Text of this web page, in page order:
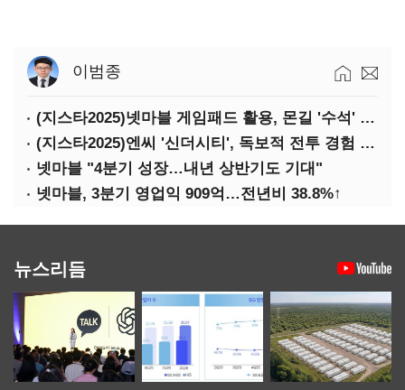
이범종
(지스타2025)넷마블 게임패드 활용, 몬길 '수석' 7대죄 '차석'
(지스타2025)엔씨 '신더시티', 독보적 전투 경험 필요
넷마블 "4분기 성장…내년 상반기도 기대"
넷마블, 3분기 영업익 909억…전년비 38.8%↑
뉴스리듬